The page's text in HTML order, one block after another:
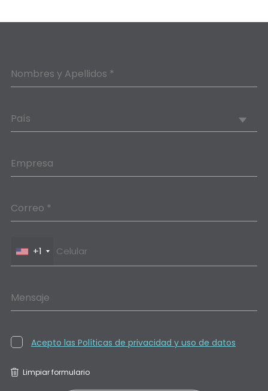
Nombres y Apellidos *
País
Empresa
Correo *
+1
Mensaje
Acepto las Políticas de privacidad y uso de datos
Limpiar formulario